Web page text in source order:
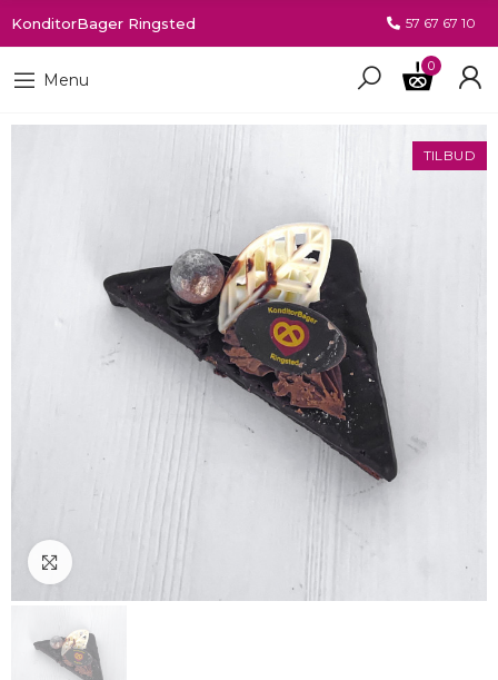
KonditorBager Ringsted 57 67 67 10
Menu
0
TILBUD
Klik for at forstørre